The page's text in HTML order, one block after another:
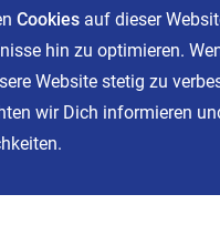
Coburg
09561 6490-0
Cookies auf dieser
hin zu optimieren.
Website stetig zu
wir Dich informieren